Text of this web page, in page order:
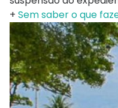
+ Sem saber o que